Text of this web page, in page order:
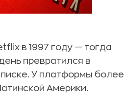
в 1997 году — тогда
превратился в
У платформы более
Америки.